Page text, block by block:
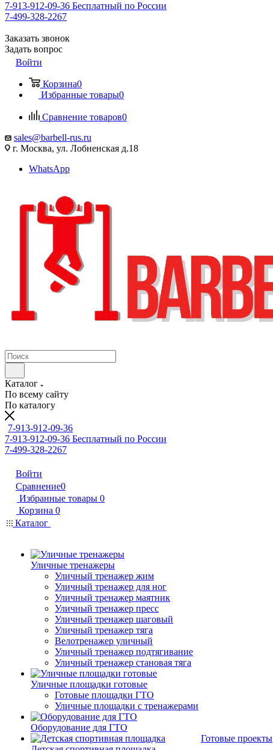
7-913-912-09-36 Бесплатный по России
7-499-328-2267
Заказать звонок
Задать вопрос
Войти
Корзина0
Избранные товары0
Сравнение товаров0
sales@barbell-rus.ru
г. Москва, ул. Лобненская д.18
WhatsApp
Каталог
По всему сайту
По каталогу
7-913-912-09-36
7-913-912-09-36 Бесплатный по России
7-499-328-2267
Войти
Сравнение0
Избранные товары 0
Корзина 0
Каталог
Уличные тренажеры
Уличный тренажер жим
Уличный тренажер для ног
Уличный тренажер маятник
Уличный тренажер пресс
Уличный тренажер шаговый
Уличный тренажер тяга
Велотренажер уличный
Уличный тренажер подтягивание
Уличный тренажер становая тяга
Уличные площадки готовые
Готовые площадки ГТО
Уличные площадки с тренажерами
Оборудование для ГТО
Готовые проекты